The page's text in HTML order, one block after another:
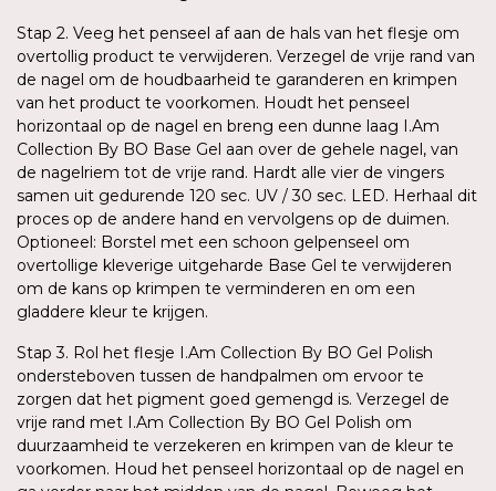
Stap 2. Veeg het penseel af aan de hals van het flesje om
overtollig product te verwijderen. Verzegel de vrije rand van
de nagel om de houdbaarheid te garanderen en krimpen
van het product te voorkomen. Houdt het penseel
horizontaal op de nagel en breng een dunne laag I.Am
Collection By BO Base Gel aan over de gehele nagel, van
de nagelriem tot de vrije rand. Hardt alle vier de vingers
samen uit gedurende 120 sec. UV / 30 sec. LED. Herhaal dit
proces op de andere hand en vervolgens op de duimen.
Optioneel: Borstel met een schoon gelpenseel om
overtollige kleverige uitgeharde Base Gel te verwijderen
om de kans op krimpen te verminderen en om een
gladdere kleur te krijgen.
Stap 3. Rol het flesje I.Am Collection By BO Gel Polish
ondersteboven tussen de handpalmen om ervoor te
zorgen dat het pigment goed gemengd is. Verzegel de
vrije rand met I.Am Collection By BO Gel Polish om
duurzaamheid te verzekeren en krimpen van de kleur te
voorkomen. Houd het penseel horizontaal op de nagel en